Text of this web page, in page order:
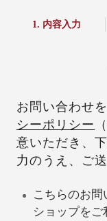
内容入力
お問い合わせ
シーポリシー
意いただき、
力のうえ、ご
こちらのお
ショップを